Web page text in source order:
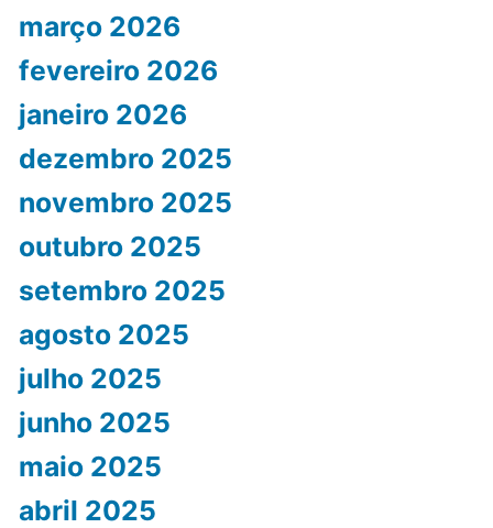
março 2026
fevereiro 2026
janeiro 2026
dezembro 2025
novembro 2025
outubro 2025
setembro 2025
agosto 2025
julho 2025
junho 2025
maio 2025
abril 2025